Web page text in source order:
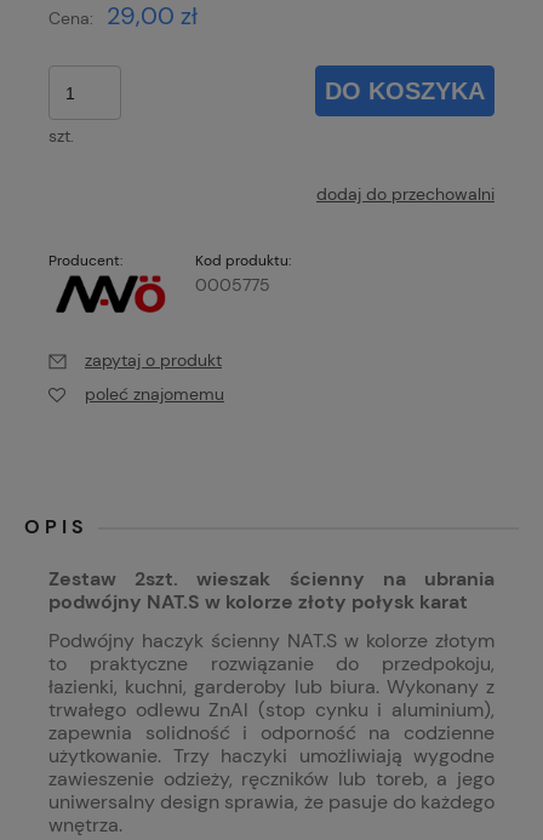
Cena: 29,00 zł
szt.
DO KOSZYKA
dodaj do przechowalni
Producent: Kod produktu:
0005775
zapytaj o produkt
poleć znajomemu
OPIS
Zestaw 2szt. wieszak ścienny na ubrania
podwójny NAT.S w kolorze złoty połysk karat
Podwójny haczyk ścienny NAT.S w kolorze złotym
to praktyczne rozwiązanie do przedpokoju,
łazienki, kuchni, garderoby lub biura. Wykonany z
trwałego odlewu ZnAl (stop cynku i aluminium),
zapewnia solidność i odporność na codzienne
użytkowanie. Trzy haczyki umożliwiają wygodne
zawieszenie odzieży, ręczników lub toreb, a jego
uniwersalny design sprawia, że pasuje do każdego
wnętrza.